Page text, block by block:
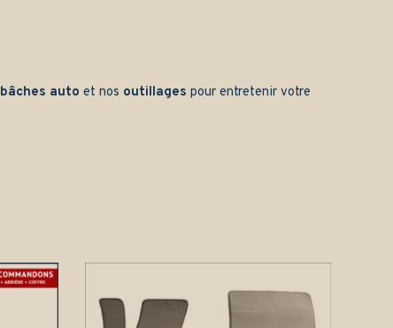
bâches auto et nos outillages pour entretenir votre